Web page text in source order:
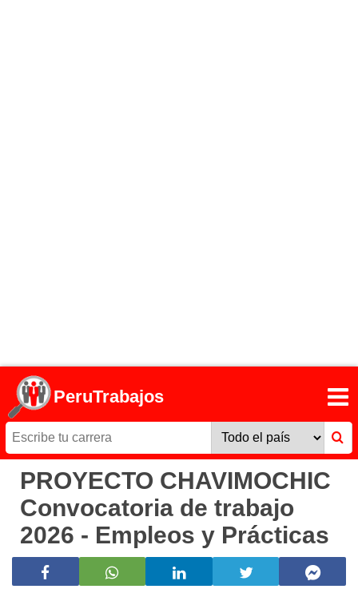
PeruTrabajos
PROYECTO CHAVIMOCHIC
Convocatoria de trabajo
2026 - Empleos y Prácticas